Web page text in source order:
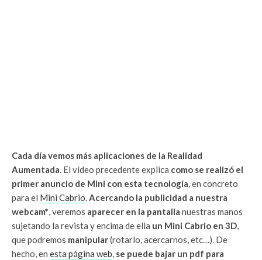
Cada día vemos más aplicaciones de la Realidad
Aumentada. El vídeo precedente explica como se realizó el
primer anuncio de Mini con esta tecnología, en concreto
para el Mini Cabrio.Acercando la publicidad a nuestra
webcam*, veremos aparecer en la pantalla nuestras manos
sujetando la revista y encima de ella un Mini Cabrio en 3D,
que podremos manipular(rotarlo, acercarnos, etc…). De
hecho, en esta página web, se puede bajar un pdf para